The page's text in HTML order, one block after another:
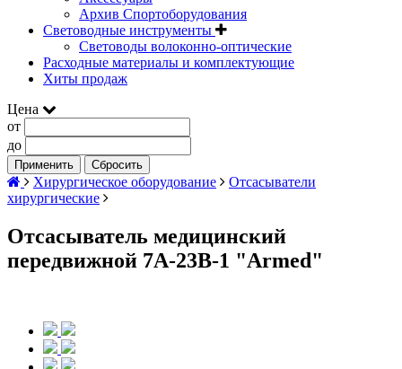
Архив Спортоборудования
Световодные инструменты
Световоды волоконно-оптические
Расходные материалы и комплектующие
Хиты продаж
Цена
от
до
Применить Сбросить
Хирургическое оборудование
Отсасыватели
хирургические
Отсасыватель медицинский
передвижной 7A-23B-1 "Armed"